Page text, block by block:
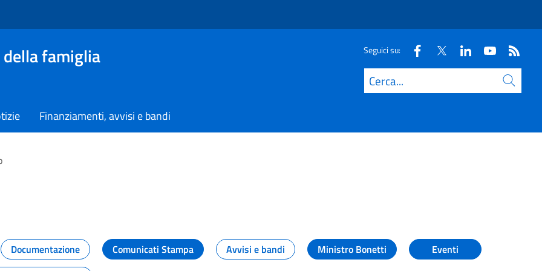
famiglia Seguici su:
Cerca
Finanziamenti, avvisi e bandi
dal Dipartimento
Documentazione Comunicati Stampa Avvisi e bandi Ministro Bonetti
Eventi